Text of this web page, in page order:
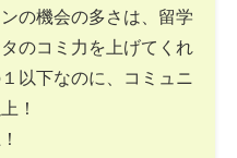
の機会の多さは、留学
のコミ力を上げてくれ
以下なのに、コミュニ
！